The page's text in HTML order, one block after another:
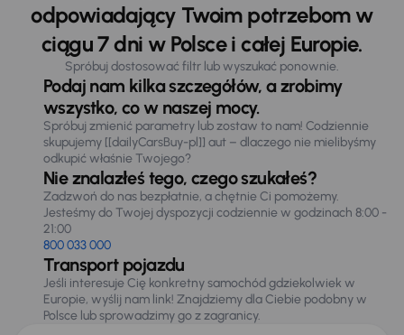
odpowiadający Twoim potrzebom w
ciągu 7 dni w Polsce i całej Europie.
Spróbuj dostosować filtr lub wyszukać ponownie.
Podaj nam kilka szczegółów, a zrobimy
wszystko, co w naszej mocy.
Spróbuj zmienić parametry lub zostaw to nam! Codziennie
skupujemy [[dailyCarsBuy-pl]] aut – dlaczego nie mielibyśmy
odkupić właśnie Twojego?
Nie znalazłeś tego, czego szukałeś?
Zadzwoń do nas bezpłatnie, a chętnie Ci pomożemy.
Jesteśmy do Twojej dyspozycji codziennie w godzinach 8:00 -
21:00
800 033 000
Transport pojazdu
Jeśli interesuje Cię konkretny samochód gdziekolwiek w
Europie, wyślij nam link! Znajdziemy dla Ciebie podobny w
Polsce lub sprowadzimy go z zagranicy.